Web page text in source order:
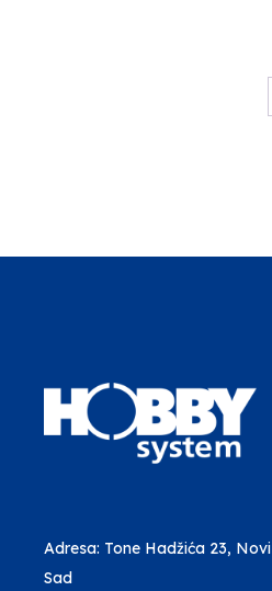
Adresa: Tone Hadžića 23, Novi
Sad